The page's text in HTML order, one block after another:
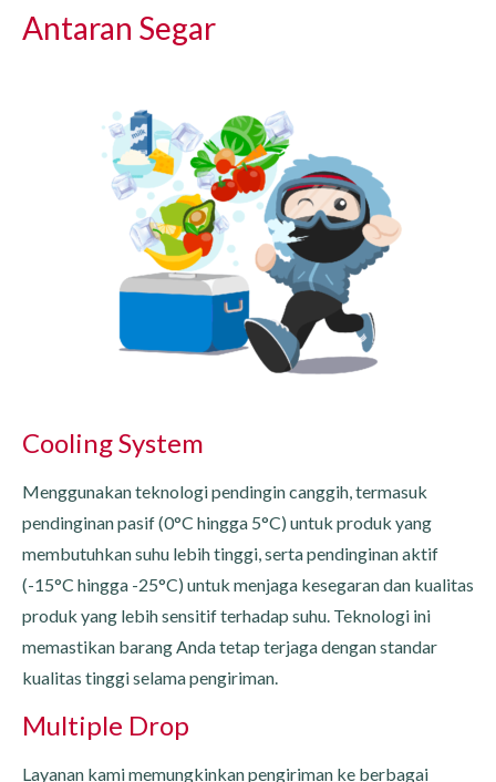
Antaran Segar
Cooling System
Menggunakan teknologi pendingin canggih, termasuk
pendinginan pasif (0°C hingga 5°C) untuk produk yang
membutuhkan suhu lebih tinggi, serta pendinginan aktif
(-15°C hingga -25°C) untuk menjaga kesegaran dan kualitas
produk yang lebih sensitif terhadap suhu. Teknologi ini
memastikan barang Anda tetap terjaga dengan standar
kualitas tinggi selama pengiriman.
Multiple Drop
Layanan kami memungkinkan pengiriman ke berbagai